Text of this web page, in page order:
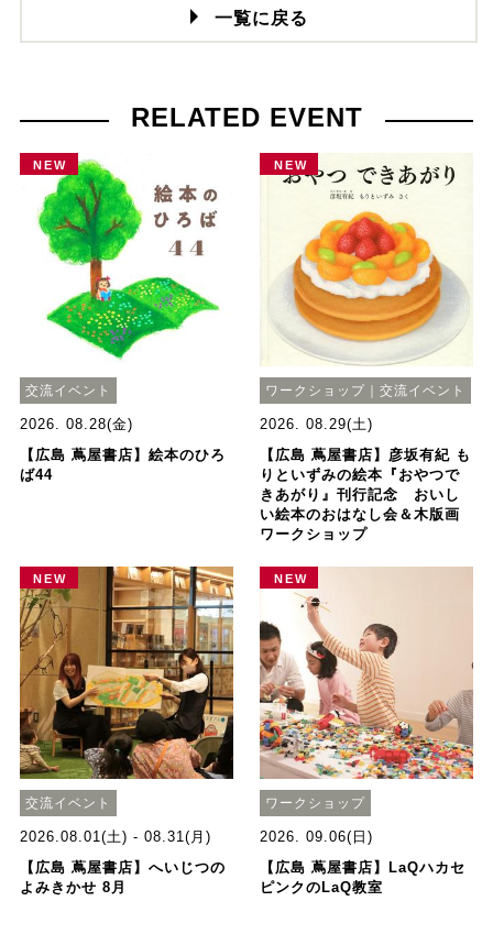
一覧に戻る
RELATED EVENT
NEW
交流イベント
2026. 08.28(金)
【広島 蔦屋書店】絵本のひろ
ば44
NEW
ワークショップ｜交流イベント
2026. 08.29(土)
【広島 蔦屋書店】彦坂有紀 も
りといずみの絵本『おやつで
きあがり』刊行記念 おいし
い絵本のおはなし会＆木版画
ワークショップ
NEW
交流イベント
2026.08.01(土) - 08.31(月)
【広島 蔦屋書店】へいじつの
よみきかせ 8月
NEW
ワークショップ
2026. 09.06(日)
【広島 蔦屋書店】LaQハカセ
ピンクのLaQ教室